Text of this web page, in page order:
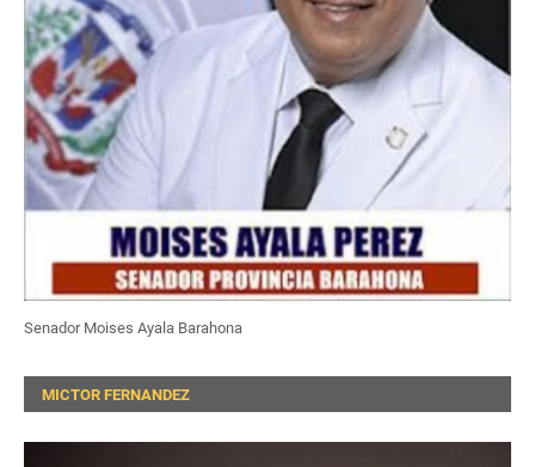
Senador Moises Ayala Barahona
MICTOR FERNANDEZ